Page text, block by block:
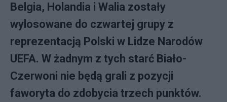
Belgia, Holandia i Walia zostały
wylosowane do czwartej grupy z
reprezentacją Polski w Lidze Narodów
UEFA. W żadnym z tych starć Biało-
Czerwoni nie będą grali z pozycji
faworyta do zdobycia trzech punktów.